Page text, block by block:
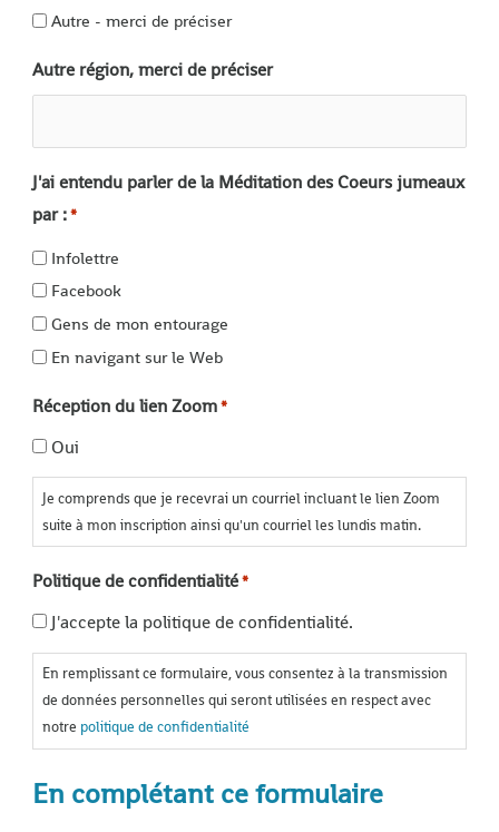
Autre - merci de préciser
Autre région, merci de préciser
J'ai entendu parler de la Méditation des Coeurs jumeaux
par :*
Infolettre
Facebook
Gens de mon entourage
En navigant sur le Web
Réception du lien Zoom*
Oui
Je comprends que je recevrai un courriel incluant le lien Zoom
suite à mon inscription ainsi qu'un courriel les lundis matin.
Politique de confidentialité*
J'accepte la politique de confidentialité.
En remplissant ce formulaire, vous consentez à la transmission
de données personnelles qui seront utilisées en respect avec
notre politique de confidentialité
En complétant ce formulaire